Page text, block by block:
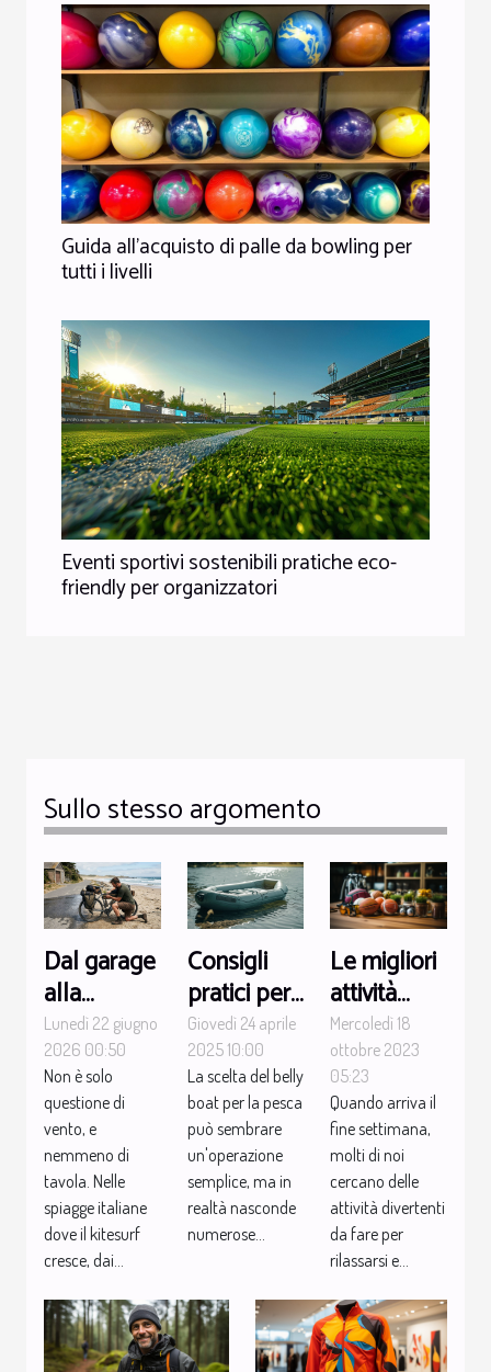
Guida all'acquisto di palle da bowling per
tutti i livelli
Eventi sportivi sostenibili pratiche eco-
friendly per organizzatori
Sullo stesso argomento
Dal garage
alla
spiaggia:
l’impatto
degli
accessori
scelti dai
rider
esperti
Lunedì 22 giugno
2026 00:50
Non è solo
questione di
vento, e
nemmeno di
tavola. Nelle
spiagge italiane
dove il kitesurf
cresce, dai...
Consigli
pratici per
scegliere il
belly boat
ideale per
la pesca
Giovedì 24 aprile
2025 10:00
La scelta del belly
boat per la pesca
può sembrare
un'operazione
semplice, ma in
realtà nasconde
numerose...
Le migliori
attività
sportive al
coperto
per il fine
settimana
Mercoledì 18
ottobre 2023
05:23
Quando arriva il
fine settimana,
molti di noi
cercano delle
attività divertenti
da fare per
rilassarsi e...